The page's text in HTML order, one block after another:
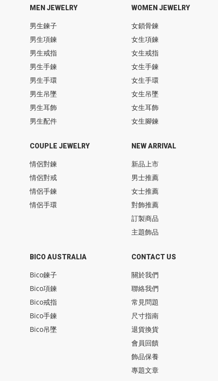
MEN JEWELRY
男生鍊子
男生項鍊
男生戒指
男生手鍊
男生手環
男生吊墜
男生耳飾
男生配件
WOMEN JEWELRY
女鎖骨鍊
女生項鍊
女生戒指
女生手鍊
女生手環
女生吊墜
女生耳飾
女生腳鍊
COUPLE JEWELRY
情侶對鍊
情侶對戒
情侶手鍊
情侶手環
BICO AUSTRALIA
Bico鍊子
Bico項鍊
Bico戒指
Bico手鍊
Bico吊墜
NEW ARRIVAL
新品上市
男士推薦
女士推薦
對飾推薦
訂製商品
主題飾品
CONTACT US
關於我們
聯絡我們
常見問題
尺寸指南
退貨換貨
會員回饋
飾品保養
專題文章